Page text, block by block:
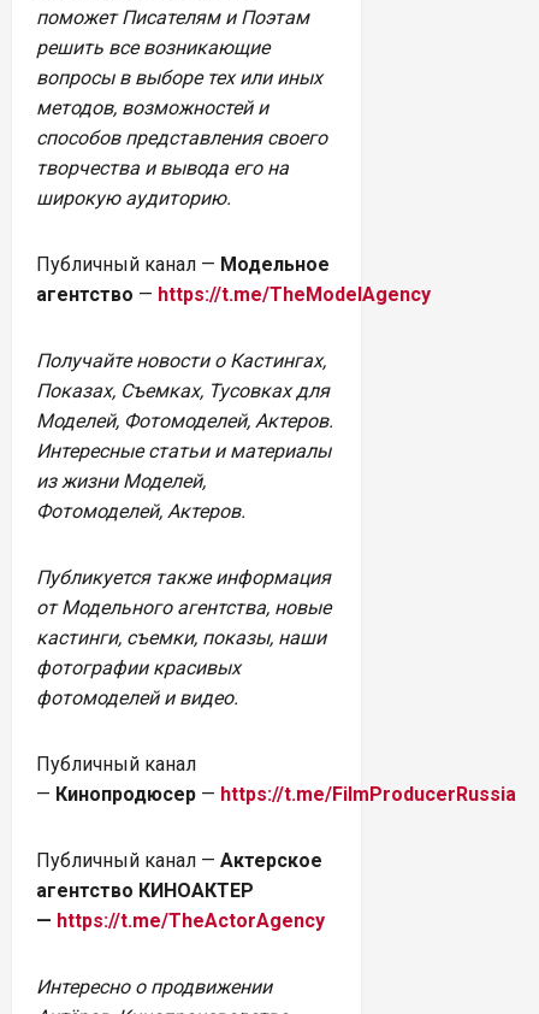
поможет Писателям и Поэтам
решить все возникающие
вопросы в выборе тех или иных
методов, возможностей и
способов представления своего
творчества и вывода его на
широкую аудиторию.
Публичный канал — Модельное
агентство — https://t.me/TheModelAgency
Получайте новости о Кастингах,
Показах, Съемках, Тусовках для
Моделей, Фотомоделей, Актеров.
Интересные статьи и материалы
из жизни Моделей,
Фотомоделей, Актеров.
Публикуется также информация
от Модельного агентства, новые
кастинги, съемки, показы, наши
фотографии красивых
фотомоделей и видео.
Публичный канал
— Кинопродюсер — https://t.me/FilmProducerRussia
Публичный канал — Актерское
агентство КИНОАКТЕР
— https://t.me/TheActorAgency
Интересно о продвижении